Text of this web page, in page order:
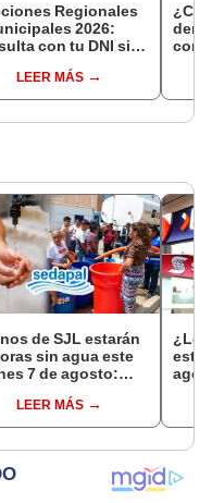
Regionales
2026:
con tu DNI si
para este 4 de
en el link oficial
LEER MÁS
con
de SJL estarán
sin agua este
7 de agosto:
según
LEER MÁS
este